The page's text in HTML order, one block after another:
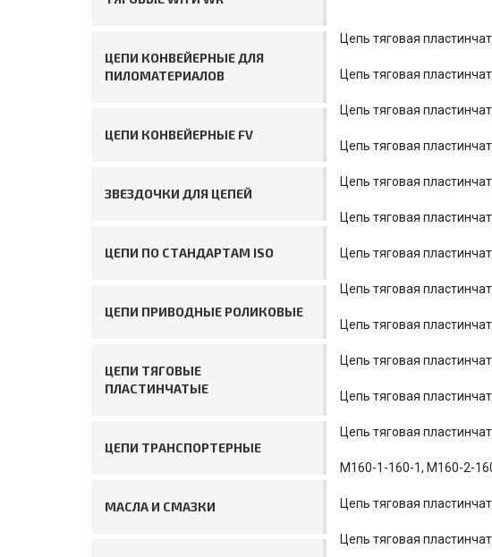
ЦЕПИ КОНВЕЙЕРНЫЕ ДЛЯ
ПИЛОМАТЕРИАЛОВ
ЦЕПИ КОНВЕЙЕРНЫЕ FV
ЗВЕЗДОЧКИ ДЛЯ ЦЕПЕЙ
ЦЕПИ ПО СТАНДАРТАМ ISO
ЦЕПИ ПРИВОДНЫЕ РОЛИКОВЫЕ
ЦЕПИ ТЯГОВЫЕ
ПЛАСТИНЧАТЫЕ
ЦЕПИ ТРАНСПОРТЕРНЫЕ
МАСЛА И СМАЗКИ
Цепь тяговая
Цепь тяговая
Цепь тяговая
Цепь тяговая
Цепь тяговая
Цепь тяговая
Цепь тяговая
Цепь тяговая
Цепь тяговая
Цепь тяговая
Цепь тяговая
Цепь тяговая
М160-1-160-1, М160-2-
Цепь тяговая
Цепь тяговая